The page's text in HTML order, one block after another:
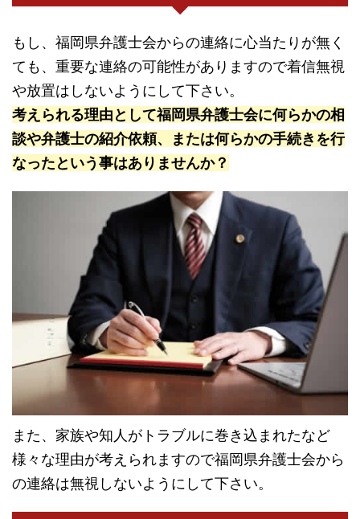
もし、福岡県弁護士会からの連絡に心当たりが無く
ても、重要な連絡の可能性がありますので着信無視
や放置はしないようにして下さい。
考えられる理由として福岡県弁護士会に何らかの相
談や弁護士の紹介依頼、または何らかの手続きを行
なったという事はありませんか？
また、家族や知人がトラブルに巻き込まれたなど
様々な理由が考えられますので福岡県弁護士会から
の連絡は無視しないようにして下さい。